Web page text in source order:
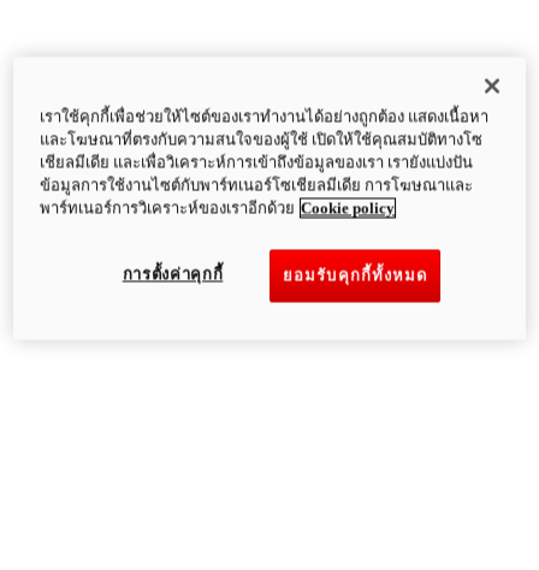
เราใช้คุกกี้เพื่อช่วยให้ไซต์ของเราทำงานได้อย่างถูกต้อง แสดงเนื้อหา
และโฆษณาที่ตรงกับความสนใจของผู้ใช้ เปิดให้ใช้คุณสมบัติทางโซ
เชียลมีเดีย และเพื่อวิเคราะห์การเข้าถึงข้อมูลของเรา เรายังแบ่งปัน
ข้อมูลการใช้งานไซต์กับพาร์ทเนอร์โซเชียลมีเดีย การโฆษณาและ
พาร์ทเนอร์การวิเคราะห์ของเราอีกด้วย Cookie policy
ยอมรับคุกกี้ทั้งหมด
การตั้งค่าคุกกี้